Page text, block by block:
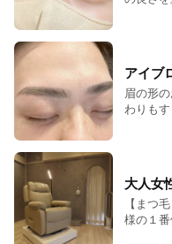
ながら
アイブ
眉の形
わりも
大人女
【まつ
様の１